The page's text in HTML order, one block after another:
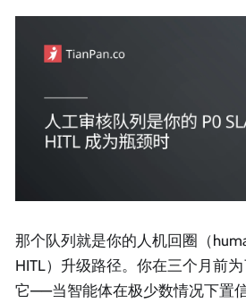
那个队列就是你的人机回圈（
HITL）升级路径。你在三个月前为
它——当智能体在极少数情况下置